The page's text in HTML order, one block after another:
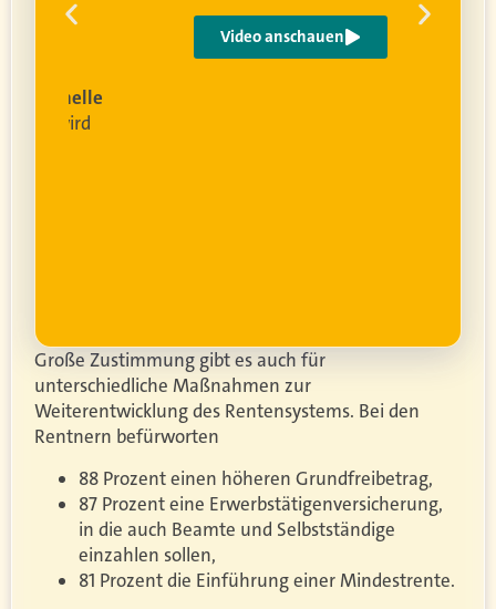
wird
Video anschauen
Große Zustimmung gibt es auch für
unterschiedliche Maßnahmen zur
Weiterentwicklung des Rentensystems. Bei den
Rentnern befürworten
88 Prozent einen höheren Grundfreibetrag,
87 Prozent eine Erwerbstätigenversicherung,
in die auch Beamte und Selbstständige
einzahlen sollen,
81 Prozent die Einführung einer Mindestrente.